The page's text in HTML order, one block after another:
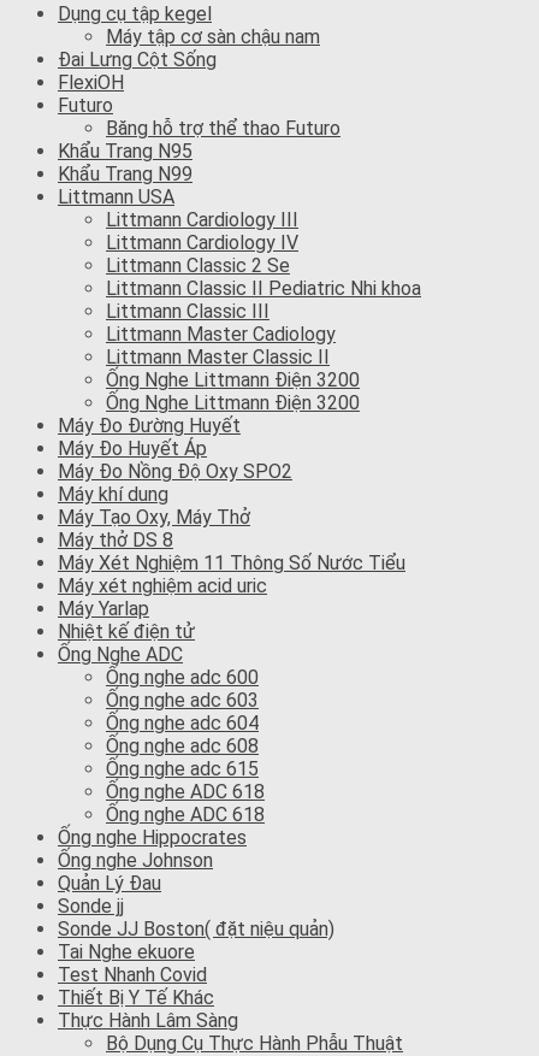
Dụng cụ tập kegel
Máy tập cơ sàn chậu nam
Đai Lưng Cột Sống
FlexiOH
Futuro
Băng hỗ trợ thể thao Futuro
Khẩu Trang N95
Khẩu Trang N99
Littmann USA
Littmann Cardiology III
Littmann Cardiology IV
Littmann Classic 2 Se
Littmann Classic II Pediatric Nhi khoa
Littmann Classic III
Littmann Master Cadiology
Littmann Master Classic II
Ống Nghe Littmann Điện 3200
Ống Nghe Littmann Điện 3200
Máy Đo Đường Huyết
Máy Đo Huyết Áp
Máy Đo Nồng Độ Oxy SPO2
Máy khí dung
Máy Tạo Oxy, Máy Thở
Máy thở DS 8
Máy Xét Nghiệm 11 Thông Số Nước Tiểu
Máy xét nghiệm acid uric
Máy Yarlap
Nhiệt kế điện tử
Ống Nghe ADC
Ống nghe adc 600
Ống nghe adc 603
Ống nghe adc 604
Ống nghe adc 608
Ống nghe adc 615
Ống nghe ADC 618
Ống nghe ADC 618
Ống nghe Hippocrates
Ống nghe Johnson
Quản Lý Đau
Sonde jj
Sonde JJ Boston( đặt niệu quản)
Tai Nghe ekuore
Test Nhanh Covid
Thiết Bị Y Tế Khác
Thực Hành Lâm Sàng
Bộ Dụng Cụ Thực Hành Phẫu Thuật